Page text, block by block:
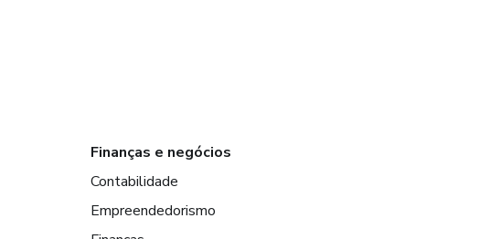
Finanças e negócios
Contabilidade
Empreendedorismo